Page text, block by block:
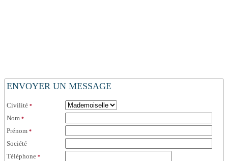
ENVOYER UN MESSAGE
Civilité *
Nom *
Prénom *
Société
Téléphone *